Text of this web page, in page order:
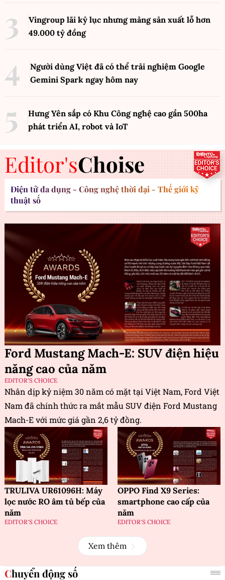
Vingroup lãi kỷ lục nhưng mảng sản xuất lỗ hơn
49.000 tỷ đồng
Người dùng Việt đã có thể trải nghiệm Google
Gemini Spark ngay hôm nay
Hưng Yên sắp có Khu Công nghệ cao gần 500ha
phát triển AI, robot và IoT
Editor'sChoise
Điện tử đa dụng - Công nghệ thời đại - Thế giới kỹ
thuật số
Ford Mustang Mach-E: SUV điện hiệu
năng cao của năm
EDITOR'S CHOICE
Nhân dịp kỷ niệm 30 năm có mặt tại Việt Nam, Ford Việt
Nam đã chính thức ra mắt mẫu SUV điện Ford Mustang
Mach-E với mức giá gần 2,6 tỷ đồng.
TRULIVA UR61096H: Máy
lọc nước RO âm tủ bếp của
năm
EDITOR'S CHOICE
OPPO Find X9 Series:
smartphone cao cấp của
năm
EDITOR'S CHOICE
Xem thêm
Chuyển động số